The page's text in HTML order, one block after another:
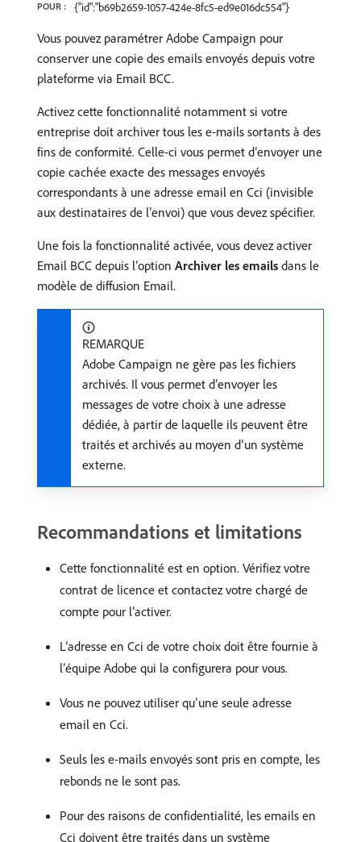
POUR :
{"id":"b69b2659-1057-424e-8fc5-ed9e016dc554"}
Vous pouvez paramétrer Adobe Campaign pour
conserver une copie des emails envoyés depuis votre
plateforme via Email BCC.
Activez cette fonctionnalité notamment si votre
entreprise doit archiver tous les e-mails sortants à des
fins de conformité. Celle-ci vous permet d’envoyer une
copie cachée exacte des messages envoyés
correspondants à une adresse email en Cci (invisible
aux destinataires de l’envoi) que vous devez spécifier.
Une fois la fonctionnalité activée, vous devez activer
Email BCC depuis l’option Archiver les emails dans le
modèle de diffusion Email.
REMARQUE
Adobe Campaign ne gère pas les fichiers
archivés. Il vous permet d’envoyer les
messages de votre choix à une adresse
dédiée, à partir de laquelle ils peuvent être
traités et archivés au moyen d’un système
externe.
Recommandations et limitations
Cette fonctionnalité est en option. Vérifiez votre
contrat de licence et contactez votre chargé de
compte pour l’activer.
L’adresse en Cci de votre choix doit être fournie à
l’équipe Adobe qui la configurera pour vous.
Vous ne pouvez utiliser qu’une seule adresse
email en Cci.
Seuls les e-mails envoyés sont pris en compte, les
rebonds ne le sont pas.
Pour des raisons de confidentialité, les emails en
Cci doivent être traités dans un système